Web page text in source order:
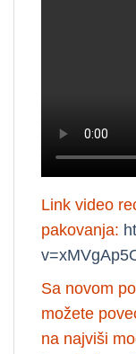
Link video
pakovanja:
Sa novom
možete
na najviši